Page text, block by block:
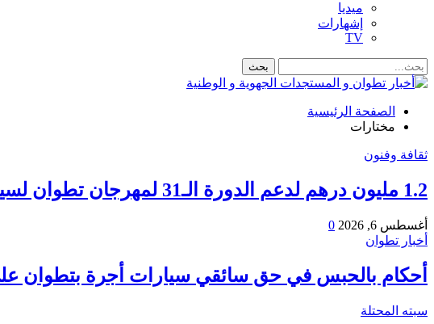
ميديا
إشهارات
TV
الصفحة الرئيسية
مختارات
ثقافة وفنون
1.2 مليون درهم لدعم الدورة الـ31 لمهرجان تطوان لسينما البحر الأبيض المتوسط
أغسطس 6, 2026
0
أخبار تطوان
أحكام بالحبس في حق سائقي سيارات أجرة بتطوان
سبته المحتلة